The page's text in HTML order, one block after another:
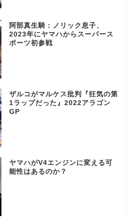
阿部真生騎：ノリック息子、
2023年にヤマハからスーパース
ポーツ初参戦
ザルコがマルケス批判『狂気の第
1ラップだった』2022アラゴン
GP
ヤマハがV4エンジンに変える可
能性はあるのか？